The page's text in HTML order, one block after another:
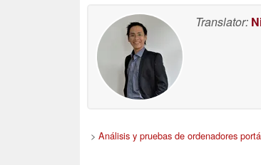
Translator:
> Análisis y pruebas de ordenadores